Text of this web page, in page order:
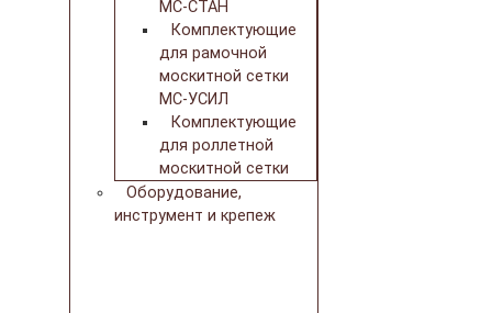
МС-СТАН
Комплектующие
для рамочной
москитной сетки
МС-УСИЛ
Комплектующие
для роллетной
москитной сетки
Оборудование,
инструмент и крепеж